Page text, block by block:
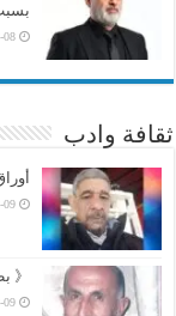
08
ثقافة وادب
09
《
09